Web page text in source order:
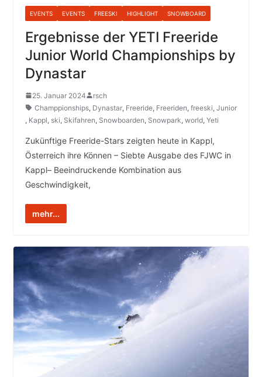
EVENTS EVENTS FREESKI HIGHLIGHT SNOWBOARD
Ergebnisse der YETI Freeride
Junior World Championships by
Dynastar
25. Januar 2024
rsch
Champpionships, Dynastar, Freeride, Freeriden, freeski, Junior
, Kappl, ski, Skifahren, Snowboarden, Snowpark, world, Yeti
Zukünftige Freeride-Stars zeigten heute in Kappl,
Österreich ihre Können – Siebte Ausgabe des FJWC in
Kappl– Beeindruckende Kombination aus
Geschwindigkeit,
mehr...